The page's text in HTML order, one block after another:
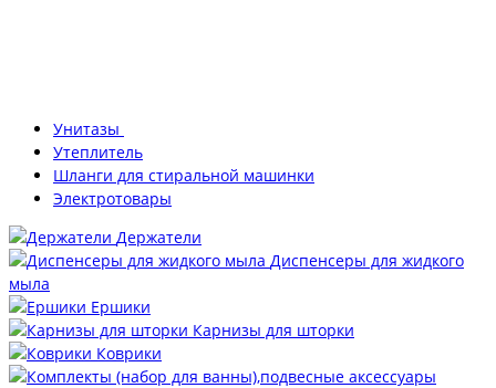
Унитазы
Утеплитель
Шланги для стиральной машинки
Электротовары
Держатели
Диспенсеры для жидкого
мыла
Ершики
Карнизы для шторки
Коврики